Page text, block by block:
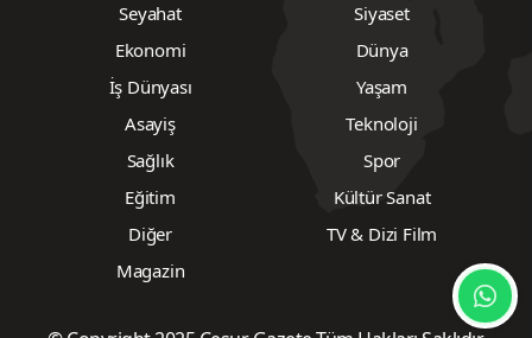
Seyahat
Siyaset
Ekonomi
Dünya
İş Dünyası
Yaşam
Asayiş
Teknoloji
Sağlık
Spor
Eğitim
Kültür Sanat
Diğer
TV & Dizi Film
Magazin